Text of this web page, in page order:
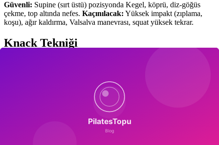
Güvenli: Supine (sırt üstü) pozisyonda Kegel, köprü, diz-göğüs
çekme, top altında nefes. Kaçınılacak: Yüksek impakt (zıplama,
koşu), ağır kaldırma, Valsalva manevrası, squat yüksek tekrar.
Knack Tekniği
stres inkontinansı %73 azalttığını bildirmiştir. Fonksiyonel günlük
12 Haftalık POP Protokolü
Supine Kegel, diyafragmatik nefes, günlük bakım